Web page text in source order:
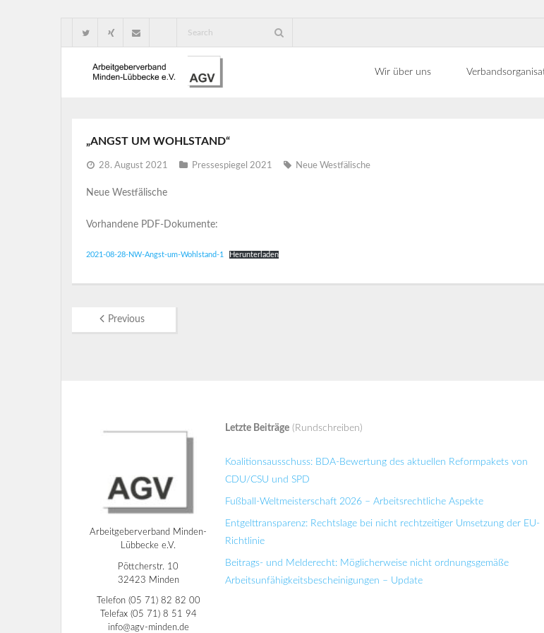
Wir über uns
„ANGST UM WOHLSTAND“
28. August 2021 Pressespiegel 2021 Neue Westfälische
Neue Westfälische
Vorhandene PDF-Dokumente:
2021-08-28-NW-Angst-um-Wohlstand-1 Herunterladen
Previous
Arbeitgeberverband Minden-
Lübbecke e.V.
Pöttcherstr. 10
32423 Minden
Telefon (05 71) 82 82 00
Telefax (05 71) 8 51 94
info@agv-minden.de
Letzte Beiträge(Rundschreiben)
Koalitionsausschuss: BDA-Bewertung des aktuellen Reformpakets von
CDU/CSU und SPD
Fußball-Weltmeisterschaft 2026 – Arbeitsrechtliche Aspekte
Entgelttransparenz: Rechtslage bei nicht rechtzeitiger Umsetzung der EU-
Richtlinie
Beitrags- und Melderecht: Möglicherweise nicht ordnungsgemäße
Arbeitsunfähigkeitsbescheinigungen – Update